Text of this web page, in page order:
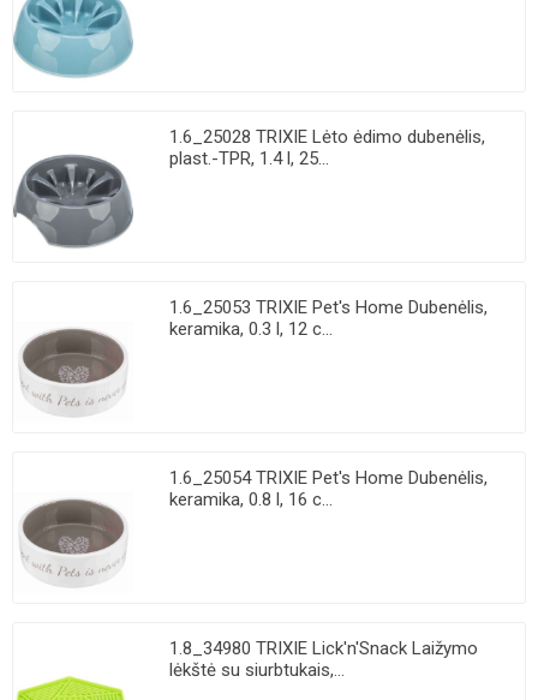
1.6_25028 TRIXIE Lėto ėdimo dubenėlis,
plast.-TPR, 1.4 l, 25...
1.6_25053 TRIXIE Pet's Home Dubenėlis,
keramika, 0.3 l, 12 c...
1.6_25054 TRIXIE Pet's Home Dubenėlis,
keramika, 0.8 l, 16 c...
1.8_34980 TRIXIE Lick'n'Snack Laižymo
lėkštė su siurbtukais,...